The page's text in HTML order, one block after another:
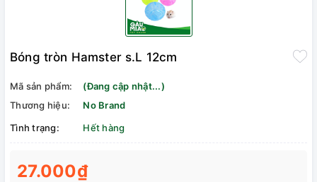
Bóng tròn Hamster s.L 12cm
Mã sản phẩm:
(Đang cập nhật...)
Thương hiệu:
No Brand
Tình trạng:
Hết hàng
27.000₫